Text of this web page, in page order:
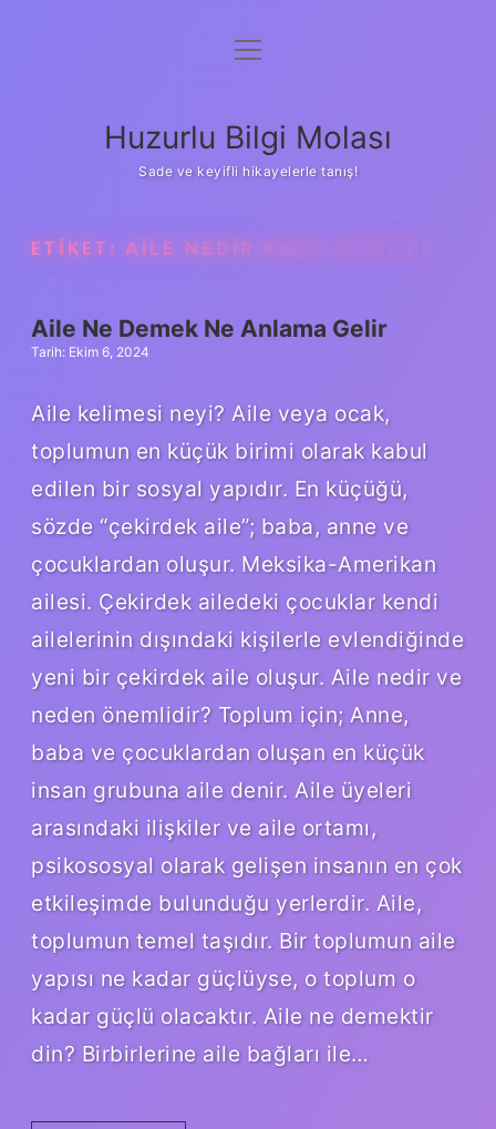
Anasayfa
Yasal Uyarı
menüyü
Huzurlu Bilgi Molası
Sade ve keyifli hikayelerle tanış!
ETIKET: AILE NEDIR KAÇA AYRILIR
Aile Ne Demek Ne Anlama Gelir
Tarih: Ekim 6, 2024
Aile kelimesi neyi? Aile veya ocak,
toplumun en küçük birimi olarak kabul
edilen bir sosyal yapıdır. En küçüğü,
sözde “çekirdek aile”; baba, anne ve
çocuklardan oluşur. Meksika-Amerikan
ailesi. Çekirdek ailedeki çocuklar kendi
ailelerinin dışındaki kişilerle evlendiğinde
yeni bir çekirdek aile oluşur. Aile nedir ve
neden önemlidir? Toplum için; Anne,
baba ve çocuklardan oluşan en küçük
insan grubuna aile denir. Aile üyeleri
arasındaki ilişkiler ve aile ortamı,
psikososyal olarak gelişen insanın en çok
etkileşimde bulunduğu yerlerdir. Aile,
toplumun temel taşıdır. Bir toplumun aile
yapısı ne kadar güçlüyse, o toplum o
kadar güçlü olacaktır. Aile ne demektir
din? Birbirlerine aile bağları ile…